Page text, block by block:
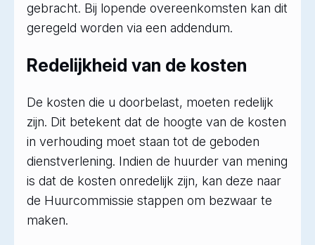
gebracht. Bij lopende overeenkomsten kan dit
geregeld worden via een addendum.
Redelijkheid van de kosten
De kosten die u doorbelast, moeten redelijk
zijn. Dit betekent dat de hoogte van de kosten
in verhouding moet staan tot de geboden
dienstverlening. Indien de huurder van mening
is dat de kosten onredelijk zijn, kan deze naar
de Huurcommissie stappen om bezwaar te
maken.